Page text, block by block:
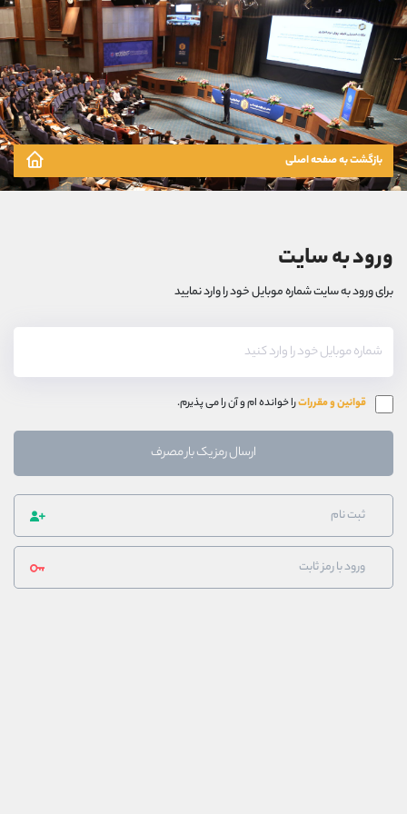
بازگشت به صفحه اصلی
ورود به سایت
برای ورود به سایت شماره موبایل خود را وارد نمایید
قوانین و مقرراترا خوانده ام و آن را می پذیرم.
ارسال رمز یک بار مصرف
ثبت نام
ورود با رمز ثابت